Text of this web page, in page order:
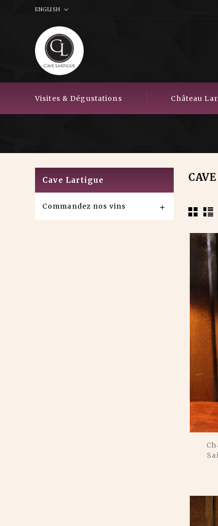
ENGLISH
Visites & Dégustations Château
Cave Lartigue
Commandez nos vins 